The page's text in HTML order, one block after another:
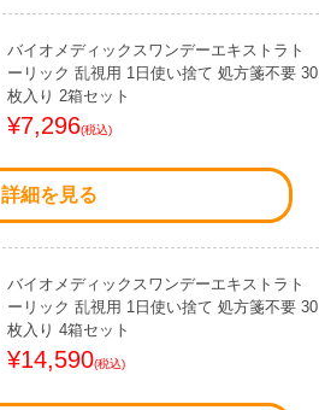
バイオメディックスワンデーエキストラト
ーリック 乱視用 1日使い捨て 処方箋不要 30
枚入り 2箱セット
¥7,296(税込)
詳細を見る
バイオメディックスワンデーエキストラト
ーリック 乱視用 1日使い捨て 処方箋不要 30
枚入り 4箱セット
¥14,590(税込)